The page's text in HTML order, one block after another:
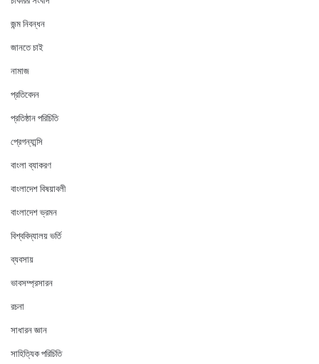
জন্ম নিবন্ধন
জানতে চাই
নামাজ
প্রতিবেদন
প্রতিষ্ঠান পরিচিতি
প্রেগন্যান্সি
বাংলা ব্যাকরণ
বাংলাদেশ বিষয়াবলী
বাংলাদেশ ভ্রমন
বিশ্ববিদ্যালয় ভর্তি
ব্যবসায়
ভাবসম্প্রসারন
রচনা
সাধারন জ্ঞান
সাহিত্যিক পরিচিতি